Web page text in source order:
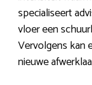
specialiseert
vloer een
Vervolgens kan
nieuwe